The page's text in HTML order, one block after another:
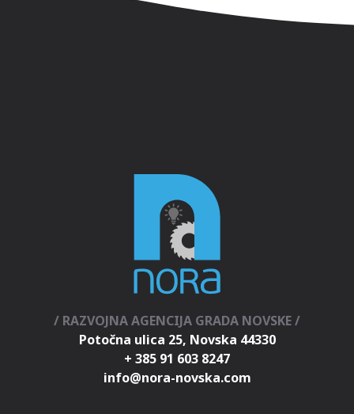
/ RAZVOJNA AGENCIJA GRADA NOVSKE /
Potočna ulica 25, Novska 44330
+ 385 91 603 8247